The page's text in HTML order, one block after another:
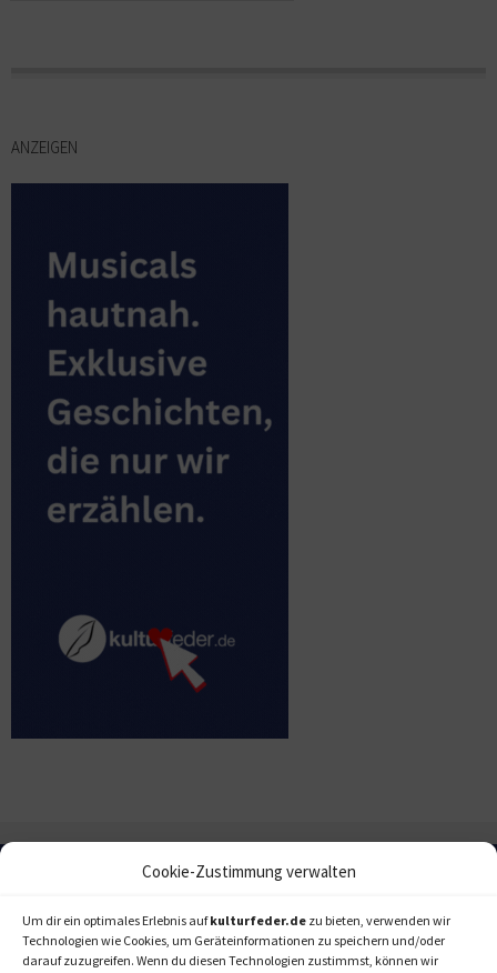
Cookie-Zustimmung verwalten
Um dir ein optimales Erlebnis aufkulturfeder.de zu bieten, verwenden wir
Technologien wie Cookies, um Geräteinformationen zu speichern und/oder
darauf zuzugreifen. Wenn du diesen Technologien zustimmst, können wir
ANZEIGEN